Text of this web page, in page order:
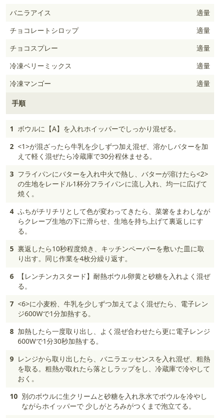
バニラアイス
適量
チョコレートシロップ
適量
チョコスプレー
適量
冷凍ベリーミックス
適量
冷凍マンゴー
適量
手順
1 ボウルに【A】を入れホイッパーでしっかり混ぜる。
2 <1>が混ざったら牛乳を少しずつ加え混ぜ、溶かしバターを加
えて軽く混ぜたら冷蔵庫で30分程休ませる。
3 フライパンにバターを入れ中火で熱し、バターが溶けたら<2>
の生地をレードル1杯分フライパンに流し入れ、均一に広げて
焼く。
4 ふちがチリチリとして色が変わってきたら、菜箸をまわしなが
らクレープ生地の下に滑らせ、生地を持ち上げて裏返しにす
る。
5 裏返したら10秒程度焼き、キッチンペーパーを敷いた皿に取
り出す。同じ作業を4枚分繰り返す。
6
【レンチンカスタード】耐熱ボウル卵黄と砂糖を入れよく混ぜ
る。
7 <6>に小麦粉、牛乳を少しずつ加えてよく混ぜたら、電子レン
ジ600Wで1分加熱する。
8 加熱したら一度取り出し、よく混ぜ合わせたら更に電子レンジ
600Wで1分30秒加熱する。
9 レンジから取り出したら、バニラエッセンスを入れ混ぜ、粗熱
を取る。粗熱が取れたら落としラップをし、冷蔵庫で冷やして
おく。
10 別のボウルに生クリームと砂糖を入れ氷水でボウルを冷やし
ながらホイッパーで 少しがとろみがつくまで泡立てる。